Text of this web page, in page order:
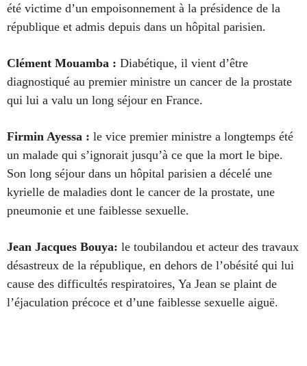
été victime d’un empoisonnement à la présidence de la
république et admis depuis dans un hôpital parisien.
Clément Mouamba : Diabétique, il vient d’être
diagnostiqué au premier ministre un cancer de la prostate
qui lui a valu un long séjour en France.
Firmin Ayessa : le vice premier ministre a longtemps été
un malade qui s’ignorait jusqu’à ce que la mort le bipe.
Son long séjour dans un hôpital parisien a décelé une
kyrielle de maladies dont le cancer de la prostate, une
pneumonie et une faiblesse sexuelle.
Jean Jacques Bouya: le toubilandou et acteur des travaux
désastreux de la république, en dehors de l’obésité qui lui
cause des difficultés respiratoires, Ya Jean se plaint de
l’éjaculation précoce et d’une faiblesse sexuelle aiguë.